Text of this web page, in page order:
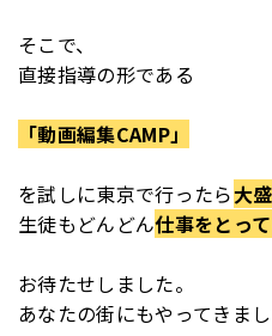
そこで、
直接指導の形である
「動画編集CAMP」
を試しに東京で行ったら大
生徒もどんどん仕事をとっ
お待たせしました。
あなたの街にもやってきまし